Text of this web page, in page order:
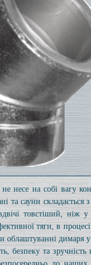
несе на собі вагу
та сауни
товстіший, ніж
тяги, в
димаря у
безпеку та